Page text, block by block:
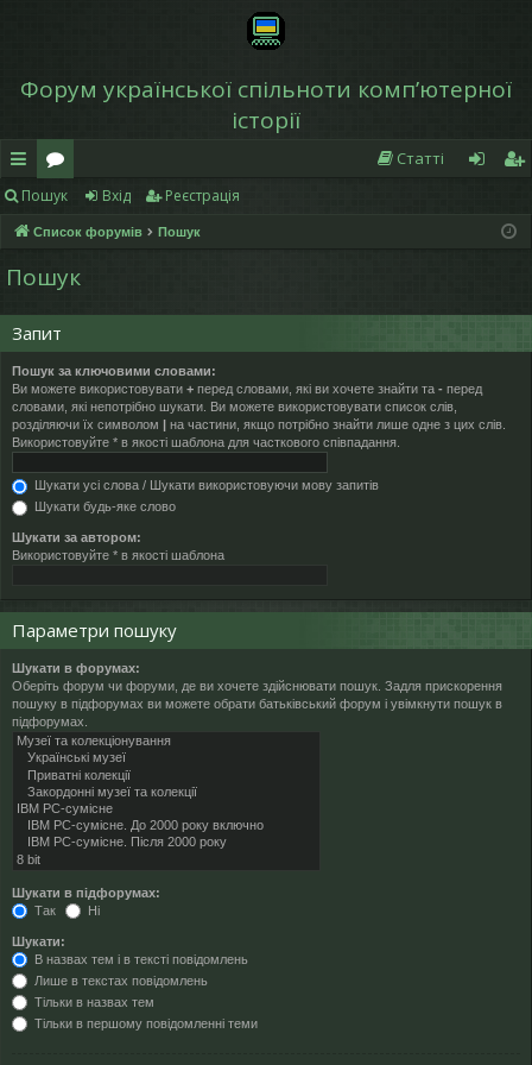
Форум української спільноти компʼютерної
історії
в
и
дк
и
й
д
ос
ту
п
о
ру
м
и
Статті
ст
а
ці
Пошук Вхід Реєстрація
Список форумів Пошук
Пошук
Запит
Пошук за ключовими словами:
Ви можете використовувати + перед словами, які ви хочете знайти та - перед
словами, які непотрібно шукати. Ви можете використовувати список слів,
розділяючи їх символом
на частини, якщо потрібно знайти лише одне з цих слів.
Використовуйте * в якості шаблона для часткового співпадання.
Шукати усі слова / Шукати використовуючи мову запитів
Шукати будь-яке слово
Шукати за автором:
Використовуйте * в якості шаблона
Параметри пошуку
Шукати в форумах:
Оберіть форум чи форуми, де ви хочете здійснювати пошук. Задля прискорення
пошуку в підфорумах ви можете обрати батьківський форум і увімкнути пошук в
підфорумах.
Шукати в підфорумах:
Так
Ні
Шукати:
В назвах тем і в тексті повідомлень
Лише в текстах повідомлень
Тільки в назвах тем
Тільки в першому повідомленні теми